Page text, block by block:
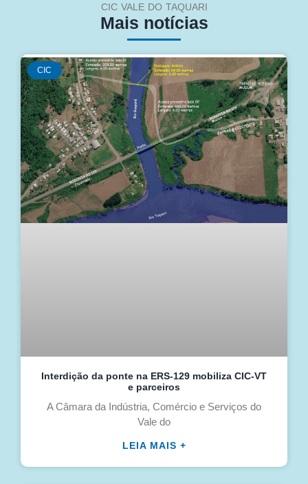
CIC VALE DO TAQUARI
Mais notícias
CIC
Interdição da ponte na ERS-129 mobiliza CIC-VT
e parceiros
A Câmara da Indústria, Comércio e Serviços do
Vale do
LEIA MAIS +